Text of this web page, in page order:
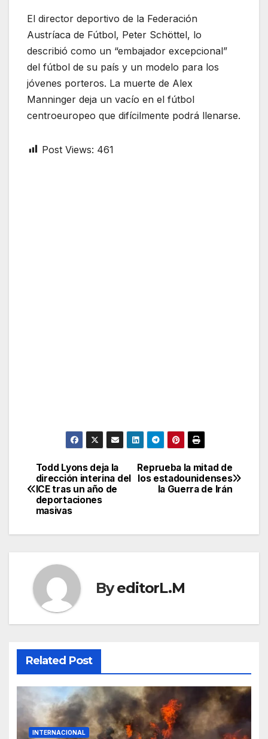
El director deportivo de la Federación
Austríaca de Fútbol, Peter Schöttel, lo
describió como un “embajador excepcional”
del fútbol de su país y un modelo para los
jóvenes porteros. La muerte de Alex
Manninger deja un vacío en el fútbol
centroeuropeo que difícilmente podrá llenarse.
Post Views: 461
Post
navigation
Reprueba la mitad de
los estadounidenses
la Guerra de Irán
Todd Lyons deja la
dirección interina del
ICE tras un año de
deportaciones
masivas
ByeditorL.M
Related Post
INTERNACIONAL